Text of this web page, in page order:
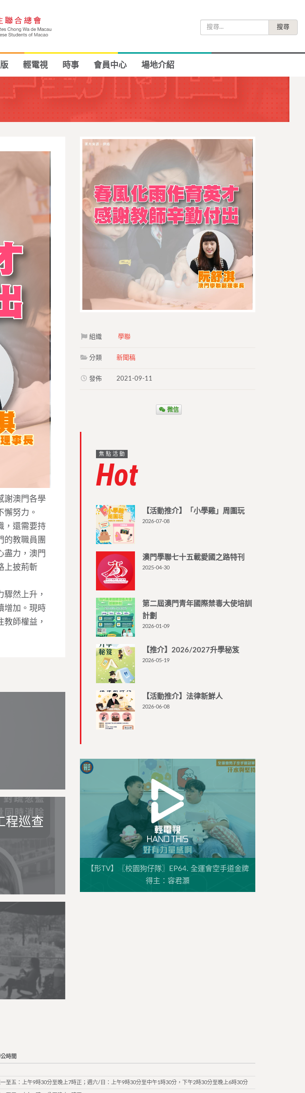
尋
輕電視 時事 會員中心 場地介紹
謝澳門各學
努力。
，還需要持
的教職員團
盡力，澳門
上披荊斬
然上升，
增加。現時
師權益，
程巡查
組織 學聯
分類 新聞稿
發佈 2021-09-11
微信
焦點活動
Hot
【活動推介】「小學雞」周圍玩
2026-07-08
澳門學聯七十五載愛國之路特刊
2025-04-30
第二屆澳門青年國際禁毒大使培訓
計劃
2026-01-09
【推介】2026/2027升學秘笈
2026-05-19
【活動推介】法律新鮮人
2026-06-08
【形TV】〖校園狗仔隊〗EP64. 全運會空手道金牌
得主：容君灝
時間
至五：上午9時30分至晚上7時正；週六/日：上午9時30分至中午1時30分，下午2時30分至晚上6時30分